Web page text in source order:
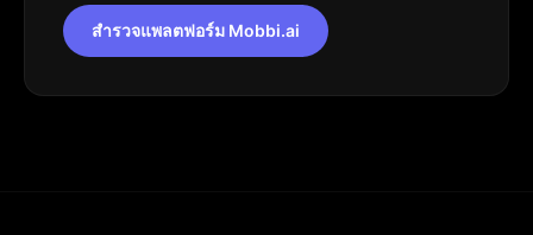
สำรวจแพลตฟอร์ม Mobbi.ai